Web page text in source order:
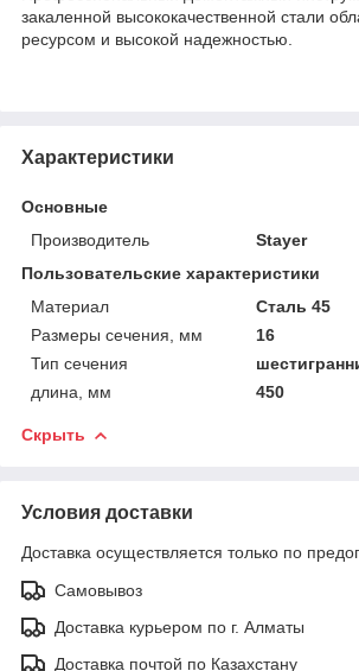
закаленной высококачественной стали
ресурсом и высокой надежностью.
Характеристики
Основные
Производитель
Stayer
Пользовательские характеристики
Материал
Сталь 45
Размеры сечения, мм
16
Тип сечения
длина, мм
450
Скрыть
Условия доставки
Доставка осуществляется только по
Самовывоз
Доставка курьером по г. Алматы
Доставка почтой по Казахстану